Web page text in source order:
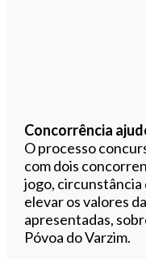
Concorrência
O processo
com dois
jogo,
elevar os valores
apresentadas,
Póvoa do Varzim.